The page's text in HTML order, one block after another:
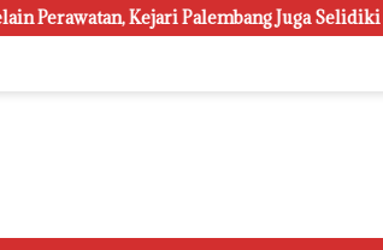
Kejari Palembang Juga Selidiki Pengadaan